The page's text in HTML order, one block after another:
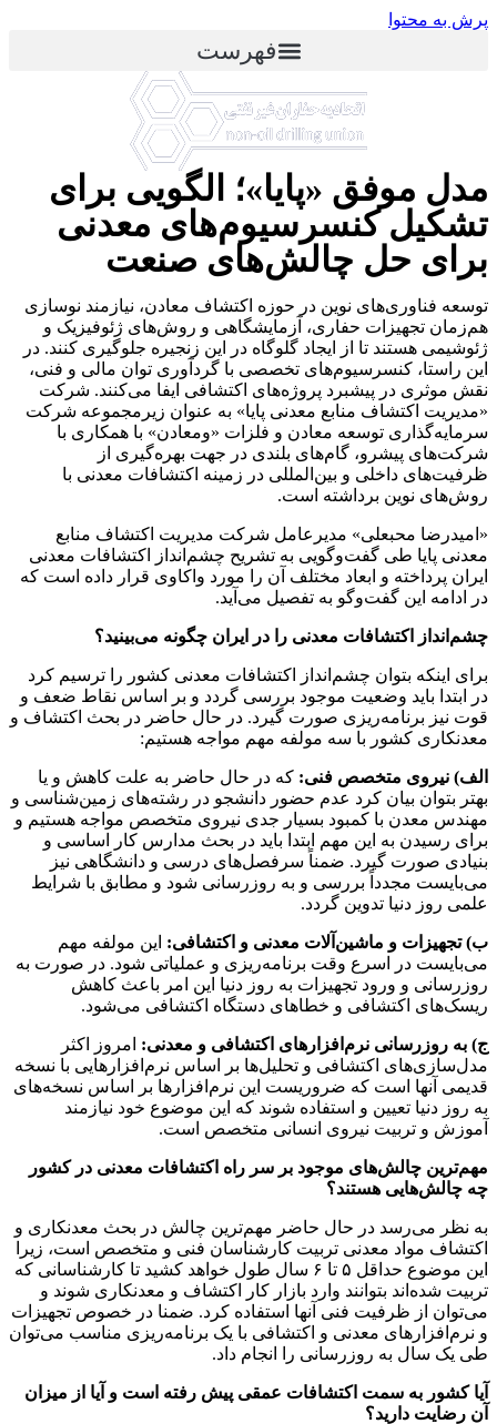
پرش به محتوا
فهرست
مدل موفق «پایا»؛ الگویی برای
تشکیل کنسرسیوم‌های معدنی
برای حل چالش‌های صنعت
توسعه فناوری‌های نوین در حوزه اکتشاف معادن، نیازمند نوسازی
هم‌زمان تجهیزات حفاری، آزمایشگاهی و روش‌های ژئوفیزیک و
ژئوشیمی هستند تا از ایجاد گلوگاه در این زنجیره جلوگیری کنند. در
این راستا، کنسرسیوم‌های تخصصی با گردآوری توان مالی و فنی،
نقش موثری در پیشبرد پروژه‌های اکتشافی ایفا می‌کنند. شرکت
«مدیریت اکتشاف منابع معدنی پایا» به عنوان زیرمجموعه شرکت
سرمایه‌گذاری توسعه معادن و فلزات «ومعادن» با همکاری با
شرکت‌های پیشرو، گام‌های بلندی در جهت بهره‌گیری از
ظرفیت‌های داخلی و بین‌المللی در زمینه اکتشافات معدنی با
روش‌های نوین برداشته است.
«امیدرضا محبعلی» مدیرعامل شرکت مدیریت اکتشاف منابع
معدنی پایا طی گفت‌و‌گویی به تشریح چشم‌انداز اکتشافات معدنی
ایران پرداخته و ابعاد مختلف آن را مورد واکاوی قرار داده است که
در ادامه این گفت‌و‌گو به تفصیل می‌آید.
چشم‌انداز اکتشافات معدنی را در ایران چگونه می‌بینید؟
برای اینکه بتوان چشم‌انداز اکتشافات معدنی کشور را ترسیم کرد
در ابتدا باید وضعیت موجود بررسی گردد و بر اساس نقاط ضعف و
قوت نیز برنامه‌ریزی صورت گیرد. در حال حاضر در بحث اکتشاف و
معدنکاری کشور با سه مولفه مهم مواجه هستیم:
الف) نیروی متخصص فنی: که در حال حاضر به علت کاهش و یا
بهتر بتوان بیان کرد عدم حضور دانشجو در رشته‌های زمین‌شناسی و
مهندس معدن با کمبود بسیار جدی نیروی متخصص مواجه هستیم و
برای رسیدن به این مهم ابتدا باید در بحث مدارس کار اساسی و
بنیادی صورت گیرد. ضمناً سرفصل‌های درسی و دانشگاهی نیز
می‌بایست مجدداً بررسی و به روزرسانی شود و مطابق با شرایط
علمی روز دنیا تدوین گردد.
ب) تجهیزات و ماشین‌آلات معدنی و اکتشافی: این مولفه مهم
می‌بایست در اسرع وقت برنامه‌ریزی و عملیاتی شود. در صورت به
روزرسانی و ورود تجهیزات به روز دنیا این امر باعث کاهش
ریسک‌های اکتشافی و خطا‌های دستگاه اکتشافی می‌شود.
ج) به روزرسانی نرم‌افزار‌های اکتشافی و معدنی: امروز اکثر
مدل‌سازی‌های اکتشافی و تحلیل‌ها بر اساس نرم‌افزار‌هایی با نسخه
قدیمی آنها است که ضروریست این نرم‌افزار‌ها بر اساس نسخه‌های
به روز دنیا تعیین و استفاده شوند که این موضوع خود نیازمند
آموزش و تربیت نیروی انسانی متخصص است.
مهم‌ترین چالش‌های موجود بر سر راه اکتشافات معدنی در کشور
چه چالش‌هایی هستند؟
به نظر می‌رسد در حال حاضر مهم‌ترین چالش در بحث معدنکاری و
اکتشاف مواد معدنی تربیت کارشناسان فنی و متخصص است، زیرا
این موضوع حداقل ۵ تا ۶ سال طول خواهد کشید تا کارشناسانی که
تربیت شده‌اند بتوانند وارد بازار کار اکتشاف و معدنکاری شوند و
می‌توان از ظرفیت فنی آنها استفاده کرد. ضمنا در خصوص تجهیزات
و نرم‌افزار‌های معدنی و اکتشافی با یک برنامه‌ریزی مناسب می‌توان
طی یک سال به روزرسانی را انجام داد.
آیا کشور به سمت اکتشافات عمقی پیش رفته است و آیا از میزان
آن رضایت دارید؟